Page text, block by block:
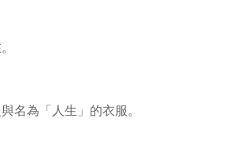
名為「人生」的衣服。